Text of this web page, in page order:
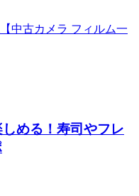
中古カメラ フィルム一
める！寿司やフレ